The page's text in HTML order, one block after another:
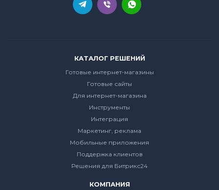
КАТАЛОГ РЕШЕНИЙ
Готовые интернет-магазины
Готовые сайты
Для интернет-магазина
Инструменты
Интеграция
Маркетинг, реклама
Мобильные приложения
Поддержка клиентов
Решения для Битрикс24
КОМПАНИЯ